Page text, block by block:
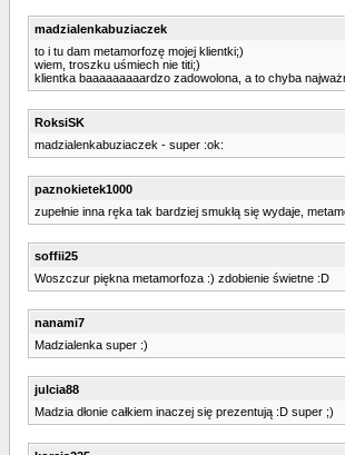
madzialenkabuziaczek
to i tu dam metamorfozę mojej klientki;)
wiem, troszku uśmiech nie titi;)
klientka baaaaaaaaardzo zadowolona, a to chyba
RoksiSK
madzialenkabuziaczek - super :ok:
paznokietek1000
zupełnie inna ręka tak bardziej smukłą się wydaje,
soffii25
Woszczur piękna metamorfoza :) zdobienie świetne :D
nanami7
Madzialenka super :)
julcia88
Madzia dłonie całkiem inaczej się prezentują :D super ;)